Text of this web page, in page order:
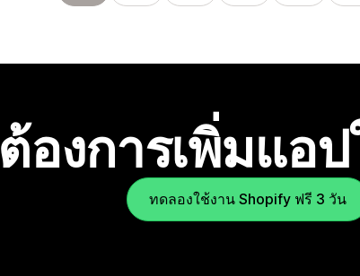
ต้องการเพิ่มแอ
ทดลองใช้งาน Shopify ฟรี 3 วัน